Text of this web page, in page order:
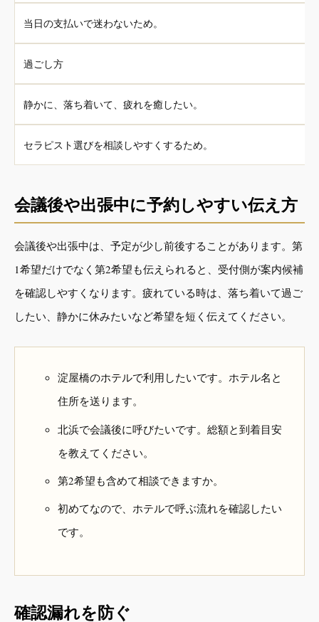
当日の支払いで迷わないため。
過ごし方
静かに、落ち着いて、疲れを癒したい。
セラピスト選びを相談しやすくするため。
会議後や出張中に予約しやすい伝え方
会議後や出張中は、予定が少し前後することがあります。第
1希望だけでなく第2希望も伝えられると、受付側が案内候補
を確認しやすくなります。疲れている時は、落ち着いて過ご
したい、静かに休みたいなど希望を短く伝えてください。
淀屋橋のホテルで利用したいです。ホテル名と
住所を送ります。
北浜で会議後に呼びたいです。総額と到着目安
を教えてください。
第2希望も含めて相談できますか。
初めてなので、ホテルで呼ぶ流れを確認したい
です。
確認漏れを防ぐ